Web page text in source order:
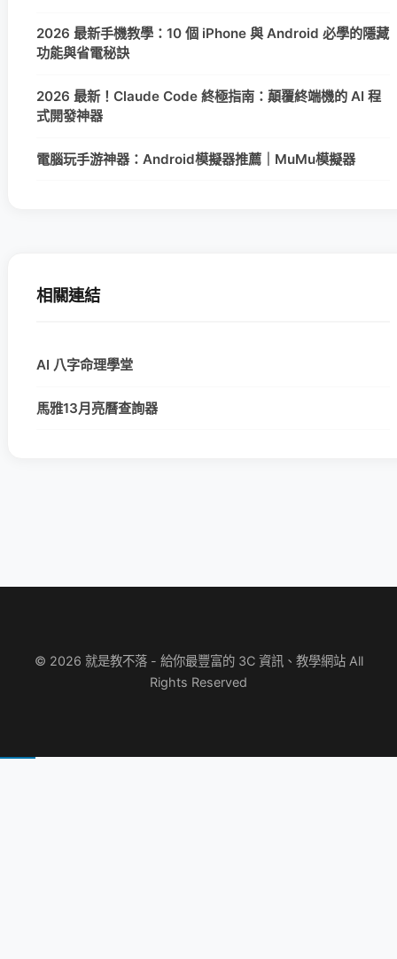
2026 最新手機教學：10 個 iPhone 與 Android 必學的隱藏
功能與省電秘訣
2026 最新！Claude Code 終極指南：顛覆終端機的 AI 程
式開發神器
電腦玩手游神器：Android模擬器推薦｜MuMu模擬器
相關連結
AI 八字命理學堂
馬雅13月亮曆查詢器
© 2026 就是教不落 - 給你最豐富的 3C 資訊、教學網站 All
Rights Reserved